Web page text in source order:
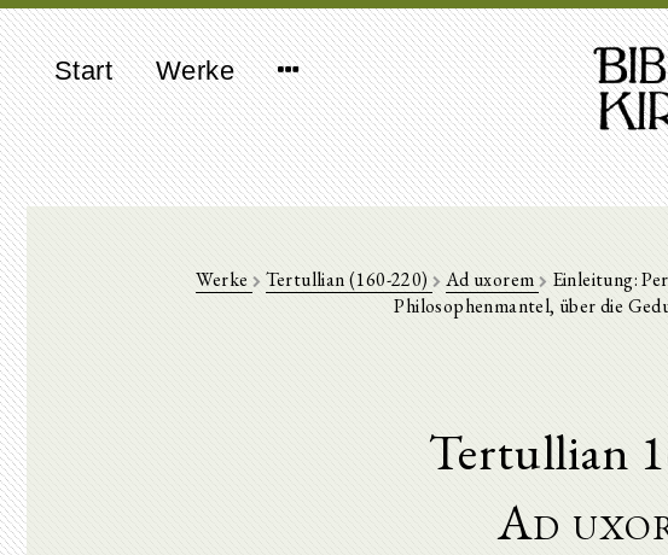
Start Werke
Werke Tertullian (160-220) Ad uxorem
Einleitung:
Philosophenmantel, über die
Tertullian
Ad